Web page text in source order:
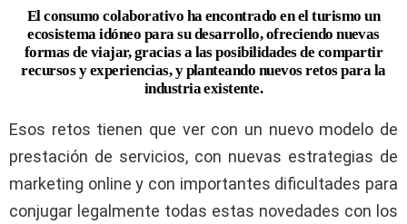
El consumo colaborativo ha encontrado en el turismo un
ecosistema idóneo para su desarrollo, ofreciendo nuevas
formas de viajar, gracias a las posibilidades de compartir
recursos y experiencias, y planteando nuevos retos para la
industria existente.
Esos retos tienen que ver con un nuevo modelo de
prestación de servicios, con nuevas estrategias de
marketing online y con importantes dificultades para
conjugar legalmente todas estas novedades con los